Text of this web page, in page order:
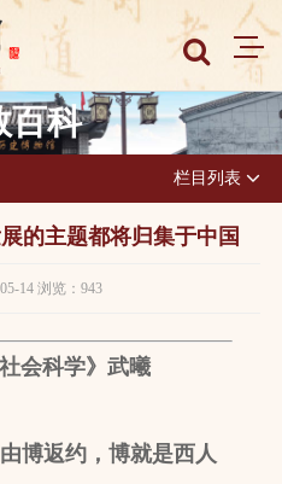
百科
栏目列表
的主题都将归集于中国
14 浏览：943
会科学》武曦
博返约，博就是西人